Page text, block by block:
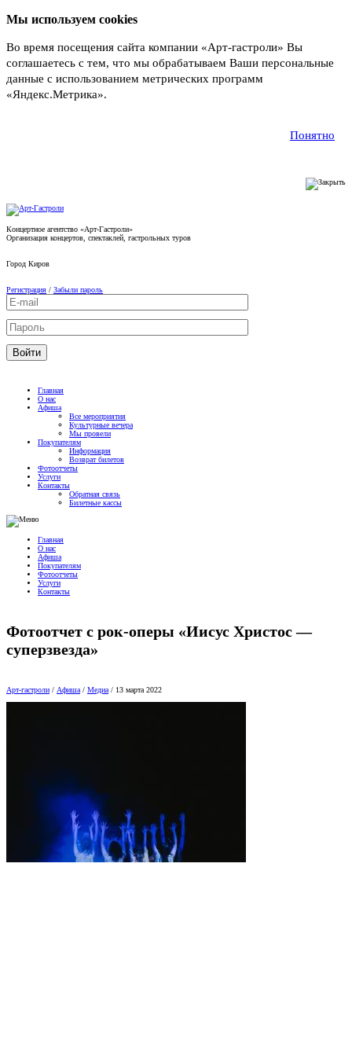
Мы используем cookies
Во время посещения сайта компании «Арт-гастроли» Вы
соглашаетесь с тем, что мы обрабатываем Ваши персональные
данные с использованием метрических программ
«Яндекс.Метрика».
Понятно
Концертное агентство «Арт-Гастроли»
Организация концертов, спектаклей, гастрольных туров
Город Киров
Регистрация / Забыли пароль
Главная
О нас
Афиша
Все мероприятия
Культурные вечера
Мы провели
Покупателям
Информация
Возврат билетов
Фотоотчеты
Услуги
Контакты
Обратная связь
Билетные кассы
Главная
О нас
Афиша
Покупателям
Фотоотчеты
Услуги
Контакты
Фотоотчет с рок-оперы «Иисус Христос —
суперзвезда»
Арт-гастроли / Афиша / Медиа / 13 марта 2022